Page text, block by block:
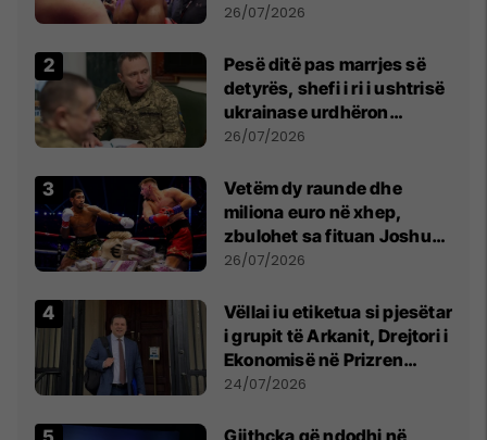
26/07/2026
Pesë ditë pas marrjes së
detyrës, shefi i ri i ushtrisë
ukrainase urdhëron
kontroll të madh
26/07/2026
Vetëm dy raunde dhe
miliona euro në xhep,
zbulohet sa fituan Joshua
e Prenga
26/07/2026
Vëllai iu etiketua si pjesëtar
i grupit të Arkanit, Drejtori i
Ekonomisë në Prizren
mohon pretendimet
24/07/2026
Gjithçka që ndodhi në